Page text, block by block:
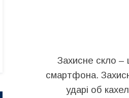
Захисне скло –
смартфона.
ударі об